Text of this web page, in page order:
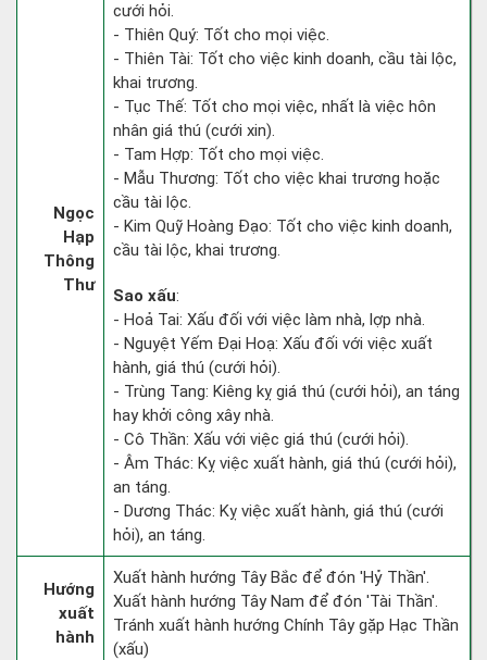
Ngọc
Hạp
Thông
Thư
cưới hỏi.
- Thiên Quý: Tốt cho mọi việc.
- Thiên Tài: Tốt cho việc kinh doanh, cầu tài lộc,
khai trương.
- Tục Thế: Tốt cho mọi việc, nhất là việc hôn
nhân giá thú (cưới xin).
- Tam Hợp: Tốt cho mọi việc.
- Mẫu Thương: Tốt cho việc khai trương hoặc
cầu tài lộc.
- Kim Quỹ Hoàng Đạo: Tốt cho việc kinh doanh,
cầu tài lộc, khai trương.
Sao xấu:
- Hoả Tai: Xấu đối với việc làm nhà, lợp nhà.
- Nguyệt Yếm Đại Hoạ: Xấu đối với việc xuất
hành, giá thú (cưới hỏi).
- Trùng Tang: Kiêng kỵ giá thú (cưới hỏi), an táng
hay khởi công xây nhà.
- Cô Thần: Xấu với việc giá thú (cưới hỏi).
- Âm Thác: Kỵ việc xuất hành, giá thú (cưới hỏi),
an táng.
- Dương Thác: Kỵ việc xuất hành, giá thú (cưới
hỏi), an táng.
Hướng
xuất
hành
Xuất hành hướng Tây Bắc để đón 'Hỷ Thần'.
Xuất hành hướng Tây Nam để đón 'Tài Thần'.
Tránh xuất hành hướng Chính Tây gặp Hạc Thần
(xấu)